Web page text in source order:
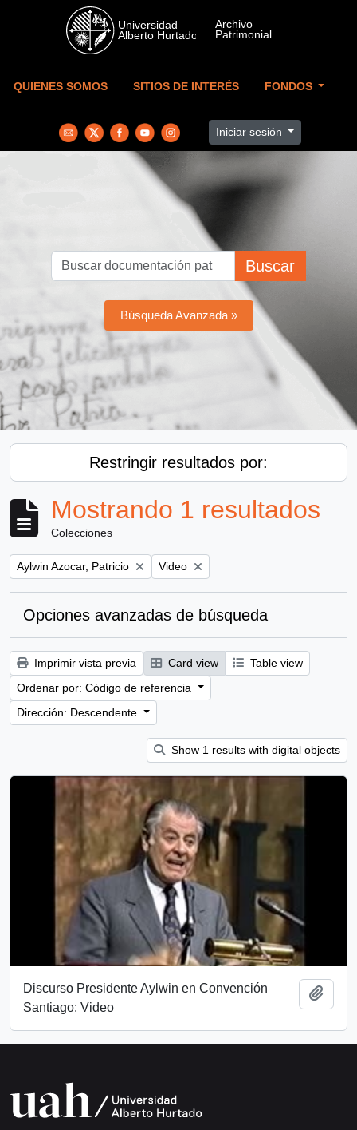
Skip to main content
QUIENES SOMOS SITIOS DE INTERÉS FONDOS
Iniciar sesión
Buscar
Búsqueda Avanzada »
Restringir resultados por:
Mostrando 1 resultados
Colecciones
Remove filter:
Aylwin Azocar, Patricio Remove filter:
Video
Opciones avanzadas de búsqueda
Imprimir vista previa Card view
Table view
Ordenar por: Código de referencia
Dirección: Descendente
Show 1 results with digital objects
Discurso Presidente Aylwin en Convención
Santiago: Video